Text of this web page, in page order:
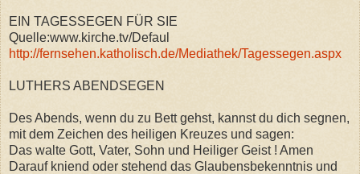
EIN TAGESSEGEN FÜR SIE
Quelle:www.kirche.tv/Defaul
http://fernsehen.katholisch.de/Mediathek/Tagessegen.aspx
LUTHERS ABENDSEGEN
Des Abends, wenn du zu Bett gehst, kannst du dich segnen,
mit dem Zeichen des heiligen Kreuzes und sagen:
Das walte Gott, Vater, Sohn und Heiliger Geist ! Amen
Darauf kniend oder stehend das Glaubensbekenntnis und